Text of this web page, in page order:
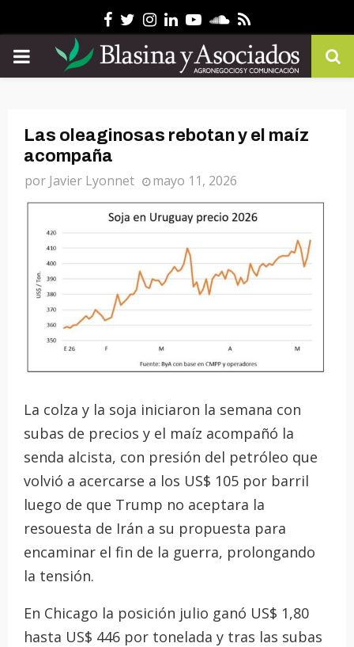
Facebook
Twitter
Instagram
Linkedin
YoutubeSoundcloud
Rss
PRIMARY
Las oleaginosas rebotan y el maíz
acompaña
por Javier Lyonnet mayo 11, 2026
La colza y la soja iniciaron la semana con
subas de precios y el maíz acompañó la
senda alcista, con presión del petróleo que
volvió a acercarse a los US$ 105 por barril
luego de que Trump no aceptara la
resouesta de Irán a su propuesta para
encaminar el fin de la guerra, prolongando
la tensión.
En Chicago la posición julio ganó US$ 1,80
hasta US$ 446 por tonelada y tras las subas